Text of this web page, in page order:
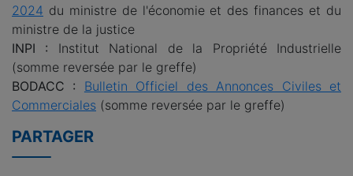
2024 du ministre de l'économie et des finances et du
ministre de la justice
INPI : Institut National de la Propriété Industrielle
(somme reversée par le greffe)
BODACC : Bulletin Officiel des Annonces Civiles et
Commerciales (somme reversée par le greffe)
PARTAGER